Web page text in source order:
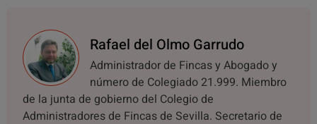
Rafael del Olmo Garrudo
Administrador de Fincas y Abogado y
número de Colegiado 21.999. Miembro
de la junta de gobierno del Colegio de
Administradores de Fincas de Sevilla. Secretario de